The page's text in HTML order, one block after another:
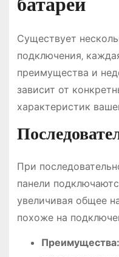
Существует
подключения‚
преимущества и
зависит от
характеристик
При
панели
увеличивая общее
похоже на
Преимущества: